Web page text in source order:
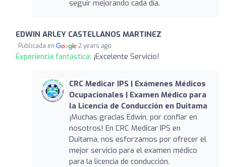
seguir mejorando cada día.
EDWIN ARLEY CASTELLANOS MARTINEZ
Publicada en 2 years ago
Experiencia fantástica: ¡Excelente Servicio!
CRC Medicar IPS | Exámenes Médicos
Ocupacionales | Examen Médico para
la Licencia de Conducción en Duitama
¡Muchas gracias Edwin, por confiar en
nosotros! En CRC Medicar IPS en
Duitama, nos esforzamos por ofrecer el
mejor servicio para el examen médico
para la licencia de conducción.